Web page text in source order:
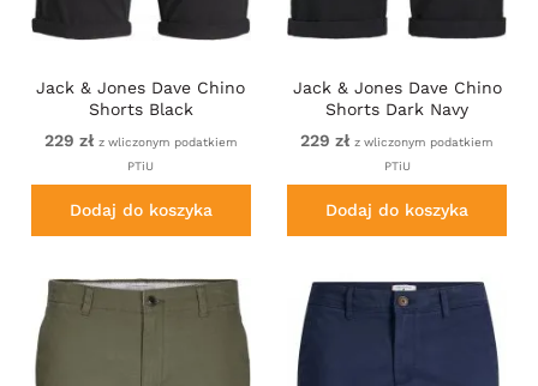
Jack & Jones Dave Chino
Shorts Black
229 zł z wliczonym podatkiem
PTiU
Dodaj do koszyka
Jack & Jones Dave Chino
Shorts Dark Navy
229 zł z wliczonym podatkiem
PTiU
Dodaj do koszyka